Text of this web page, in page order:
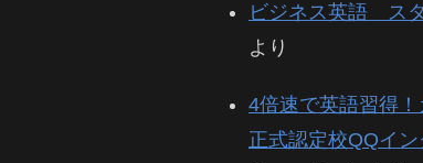
ビジネス英語 ス
より
4倍速で英語習得
正式認定校QQイ